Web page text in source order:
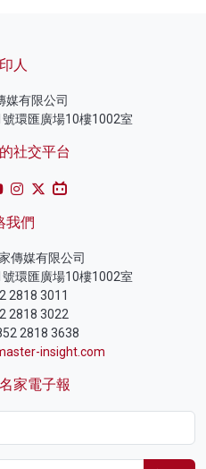
人
媒有限公司
環匯廣場10樓1002室
社交平台
我們
傳媒有限公司
環匯廣場10樓1002室
2818 3011
2818 3022
2818 3638
insight.com
家電子報